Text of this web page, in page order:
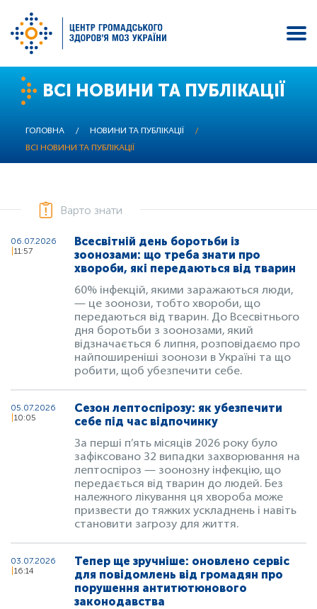
Перейти
вмісту
ВСІ НОВИНИ ТА ПУБЛІКАЦІЇ
ГОЛОВНА / НОВИНИ ТА ПУБЛІКАЦІЇ
/
ВСІ НОВИНИ ТА ПУБЛІКАЦІЇ
Варто знати
06.07.2026
11:57
Всесвітній день боротьби із
зоонозами: що треба знати про
хвороби, які передаються від тварин
60% інфекцій, якими заражаються люди,
— це зоонози, тобто хвороби, що
передаються від тварин. До Всесвітнього
дня боротьби з зоонозами, який
відзначається 6 липня, розповідаємо про
найпоширеніші зоонози в Україні та що
робити, щоб убезпечити себе.
05.07.2026
10:05
Сезон лептоспірозу: як убезпечити
себе під час відпочинку
За перші п’ять місяців 2026 року було
зафіксовано 32 випадки захворювання на
лептоспіроз — зоонозну інфекцію, що
передається від тварин до людей. Без
належного лікування ця хвороба може
призвести до тяжких ускладнень і навіть
становити загрозу для життя.
03.07.2026
16:14
Тепер ще зручніше: оновлено сервіс
для повідомлень від громадян про
порушення антитютюнового
законодавства